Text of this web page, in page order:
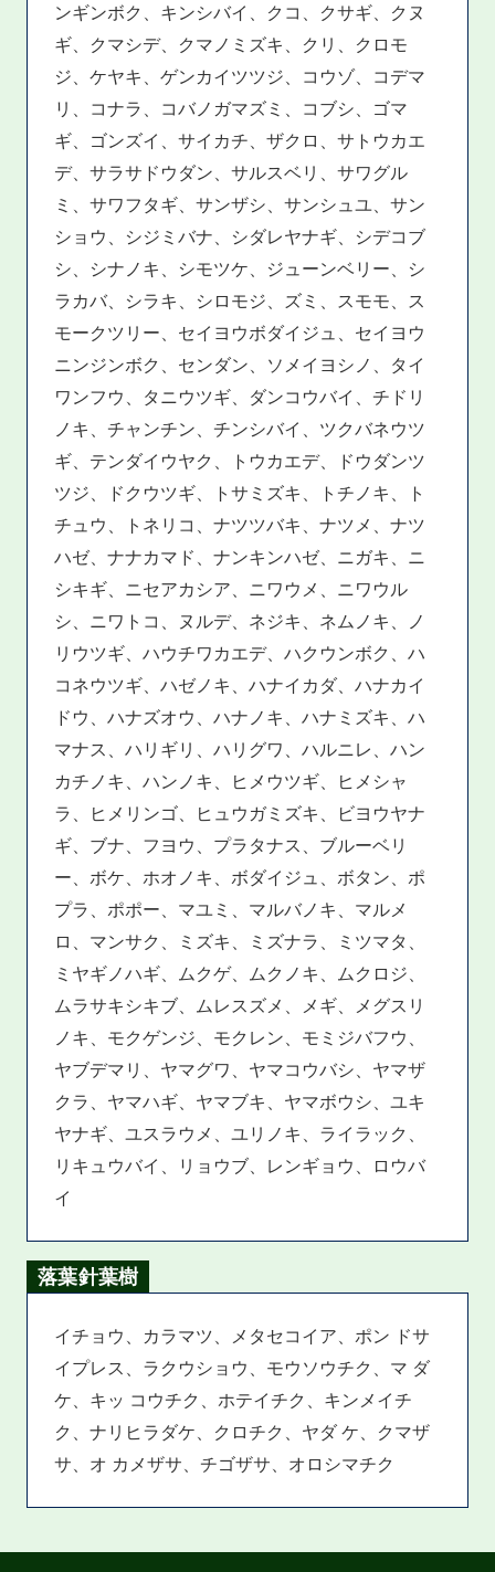
ンギンボク、キンシバイ、クコ、クサギ、クヌ
ギ、クマシデ、クマノミズキ、クリ、クロモ
ジ、ケヤキ、ゲンカイツツジ、コウゾ、コデマ
リ、コナラ、コバノガマズミ、コブシ、ゴマ
ギ、ゴンズイ、サイカチ、ザクロ、サトウカエ
デ、サラサドウダン、サルスベリ、サワグル
ミ、サワフタギ、サンザシ、サンシュユ、サン
ショウ、シジミバナ、シダレヤナギ、シデコブ
シ、シナノキ、シモツケ、ジューンベリー、シ
ラカバ、シラキ、シロモジ、ズミ、スモモ、ス
モークツリー、セイヨウボダイジュ、セイヨウ
ニンジンボク、センダン、ソメイヨシノ、タイ
ワンフウ、タニウツギ、ダンコウバイ、チドリ
ノキ、チャンチン、チンシバイ、ツクバネウツ
ギ、テンダイウヤク、トウカエデ、ドウダンツ
ツジ、ドクウツギ、トサミズキ、トチノキ、ト
チュウ、トネリコ、ナツツバキ、ナツメ、ナツ
ハゼ、ナナカマド、ナンキンハゼ、ニガキ、ニ
シキギ、ニセアカシア、ニワウメ、ニワウル
シ、ニワトコ、ヌルデ、ネジキ、ネムノキ、ノ
リウツギ、ハウチワカエデ、ハクウンボク、ハ
コネウツギ、ハゼノキ、ハナイカダ、ハナカイ
ドウ、ハナズオウ、ハナノキ、ハナミズキ、ハ
マナス、ハリギリ、ハリグワ、ハルニレ、ハン
カチノキ、ハンノキ、ヒメウツギ、ヒメシャ
ラ、ヒメリンゴ、ヒュウガミズキ、ビヨウヤナ
ギ、ブナ、フヨウ、プラタナス、ブルーベリ
ー、ボケ、ホオノキ、ボダイジュ、ボタン、ポ
プラ、ポポー、マユミ、マルバノキ、マルメ
ロ、マンサク、ミズキ、ミズナラ、ミツマタ、
ミヤギノハギ、ムクゲ、ムクノキ、ムクロジ、
ムラサキシキブ、ムレスズメ、メギ、メグスリ
ノキ、モクゲンジ、モクレン、モミジバフウ、
ヤブデマリ、ヤマグワ、ヤマコウバシ、ヤマザ
クラ、ヤマハギ、ヤマブキ、ヤマボウシ、ユキ
ヤナギ、ユスラウメ、ユリノキ、ライラック、
リキュウバイ、リョウブ、レンギョウ、ロウバ
イ
落葉針葉樹
イチョウ、カラマツ、メタセコイア、ポン ドサ
イプレス、ラクウショウ、モウソウチク、マ ダ
ケ、キッ コウチク、ホテイチク、キンメイチ
ク、ナリヒラダケ、クロチク、ヤダ ケ、クマザ
サ、オ カメザサ、チゴザサ、オロシマチク